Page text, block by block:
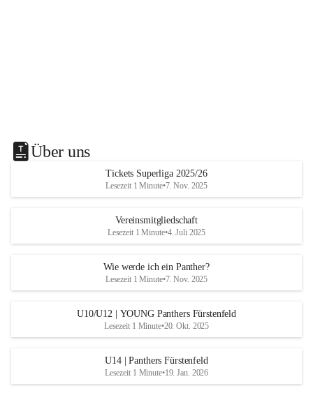
Über uns
Tickets Superliga 2025/26
Lesezeit 1 Minute•7. Nov. 2025
Vereinsmitgliedschaft
Lesezeit 1 Minute•4. Juli 2025
Wie werde ich ein Panther?
Lesezeit 1 Minute•7. Nov. 2025
U10/U12 | YOUNG Panthers Fürstenfeld
Lesezeit 1 Minute•20. Okt. 2025
U14 | Panthers Fürstenfeld
Lesezeit 1 Minute•19. Jan. 2026